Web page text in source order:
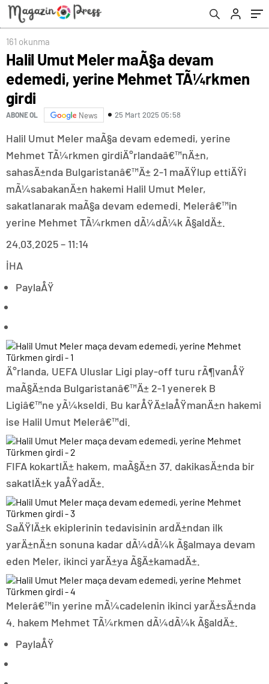
161 okunma
Halil Umut Meler maÃ§a devam
edemedi, yerine Mehmet TÃ¼rkmen
girdi
ABONE OL News 25 Mart 2025 05:58
Halil Umut Meler maÃ§a devam edemedi, yerine
Mehmet TÃ¼rkmen girdiÄ°rlandaâ€™nÄ±n,
sahasÄ±nda Bulgaristanâ€™Ä± 2-1 maÄŸlup ettiÄŸi
mÃ¼sabakanÄ±n hakemi Halil Umut Meler,
sakatlanarak maÃ§a devam edemedi. Melerâ€™in
yerine Mehmet TÃ¼rkmen dÃ¼dÃ¼k Ã§aldÄ±.
24.03.2025 – 11:14
İHA
PaylaÅŸ
Ä°rlanda, UEFA Uluslar Ligi play-off turu rÃ¶vanÅŸ
maÃ§Ä±nda Bulgaristanâ€™Ä± 2-1 yenerek B
Ligiâ€™ne yÃ¼kseldi. Bu karÅŸÄ±laÅŸmanÄ±n hakemi
ise Halil Umut Melerâ€™di.
FIFA kokartlÄ± hakem, maÃ§Ä±n 37. dakikasÄ±nda bir
sakatlÄ±k yaÅŸadÄ±.
SaÄŸlÄ±k ekiplerinin tedavisinin ardÄ±ndan ilk
yarÄ±nÄ±n sonuna kadar dÃ¼dÃ¼k Ã§almaya devam
eden Meler, ikinci yarÄ±ya Ã§Ä±kamadÄ±.
Melerâ€™in yerine mÃ¼cadelenin ikinci yarÄ±sÄ±nda
4. hakem Mehmet TÃ¼rkmen dÃ¼dÃ¼k Ã§aldÄ±.
PaylaÅŸ